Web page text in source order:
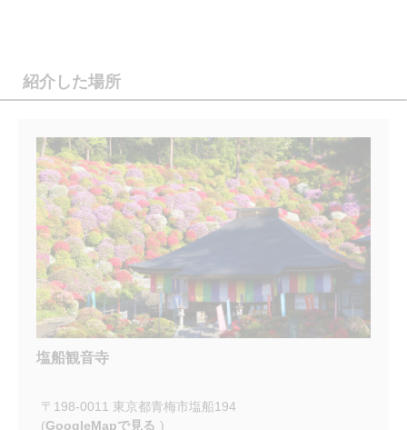
紹介した場所
塩船観音寺
〒198-0011 東京都青梅市塩船194
(GoogleMapで見る )